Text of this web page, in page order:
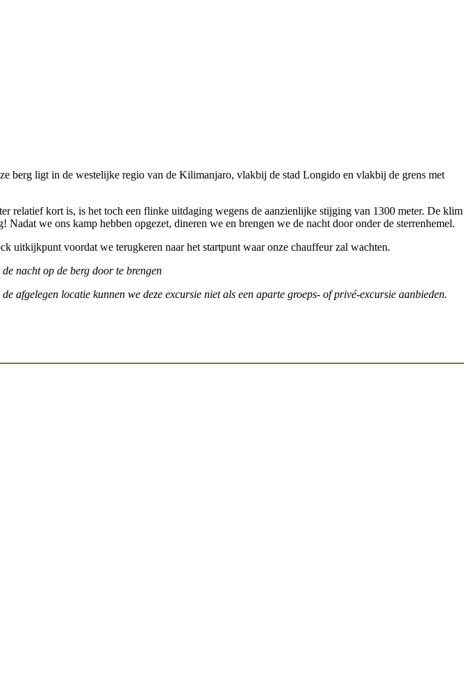
berg ligt in de westelijke regio van de Kilimanjaro, vlakbij de stad Longido en vlakbij de grens met
relatief kort is, is het toch een flinke uitdaging wegens de aanzienlijke stijging van 1300 meter. De klim
we ons kamp hebben opgezet, dineren we en brengen we de nacht door onder de sterrenhemel.
uitkijkpunt voordat we terugkeren naar het startpunt waar onze chauffeur zal wachten.
nacht op de berg door te brengen
afgelegen locatie kunnen we deze excursie niet als een aparte groeps- of privé-excursie aanbieden.